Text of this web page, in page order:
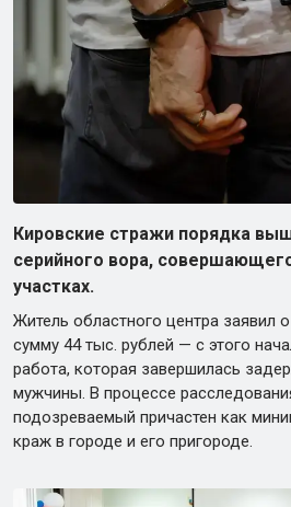
Кировские стражи порядка
серийного вора,
участках.
Житель областного центра заявил
сумму 44 тыс. рублей — с этого
работа, которая завершилась
мужчины. В процессе
подозреваемый причастен как
краж в городе и его пригороде.